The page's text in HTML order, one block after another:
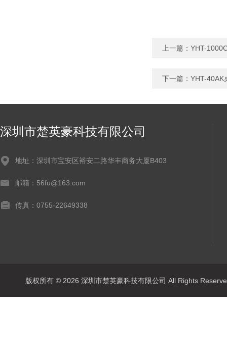
上一篇： YHT-
下一篇： YHT-40AK
深圳市楚英豪科技有限公司
地址：深圳市宝安区裕安二路华丰商务大厦B403
邮箱：56fu@163.com
传真：0755-22649338
版权所有 © 2026 深圳市楚英豪科技有限公司 All Rights